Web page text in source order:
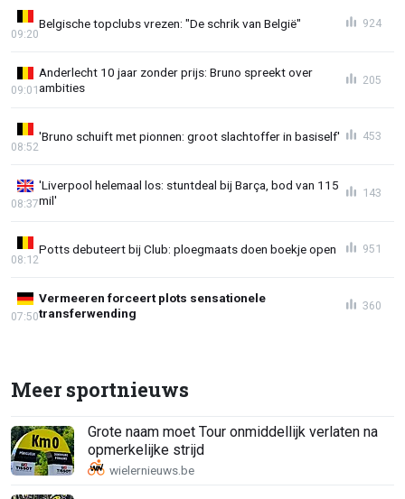
Belgische topclubs vrezen: "De schrik van België"
09:20
924
Anderlecht 10 jaar zonder prijs: Bruno spreekt over
ambities
09:01
205
'Bruno schuift met pionnen: groot slachtoffer in basiself'
08:52
453
'Liverpool helemaal los: stuntdeal bij Barça, bod van 115
mil'
08:37
143
Potts debuteert bij Club: ploegmaats doen boekje open
08:12
951
Vermeeren forceert plots sensationele
transferwending
07:50
360
Meer sportnieuws
Grote naam moet Tour onmiddellijk verlaten na
opmerkelijke strijd